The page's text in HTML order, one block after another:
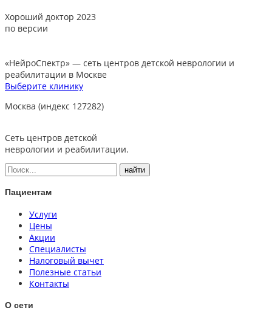
Хороший доктор 2023
по версии
«НейроСпектр» — сеть центров детской неврологии и
реабилитации в Москве
Выберите клинику
Москва (индекс 127282)
Сеть центров детской
неврологии и реабилитации.
Пациентам
Услуги
Цены
Акции
Специалисты
Налоговый вычет
Полезные статьи
Контакты
О сети